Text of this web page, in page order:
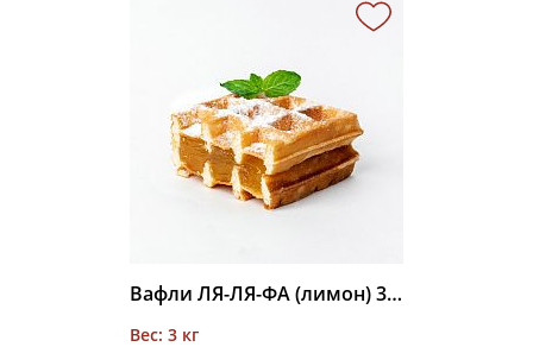
Вафли ЛЯ-ЛЯ-ФА (лимон) 3 кг
Вес: 3 кг